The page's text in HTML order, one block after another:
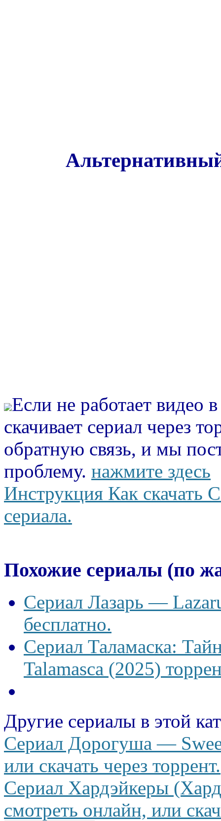
Если не работает видео
скачивает сериал через
обратную связь, и мы
проблему. нажмите здесь
Инструкция Как скачать
сериала.
Похожие сериалы (по
Сериал Лазарь —
бесплатно.
Сериал Таламаска:
Talamasca (2025)
Другие сериалы в этой
Сериал Дорогуша —
или скачать через торрент.
Сериал Хардэйкеры
смотреть онлайн, или